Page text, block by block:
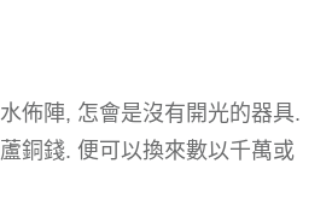
佈陣, 怎會是沒有開光的器具.
銅錢. 便可以換來數以千萬或